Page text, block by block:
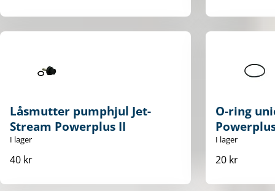
Låsmutter pumphjul Jet-
Stream Powerplus II
I lager
40 kr
O-ring
I lager
20 kr